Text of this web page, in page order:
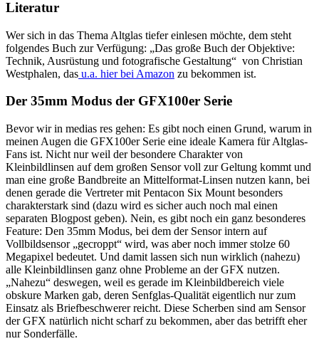
Literatur
Wer sich in das Thema Altglas tiefer einlesen möchte, dem steht
folgendes Buch zur Verfügung: „Das große Buch der Objektive:
Technik, Ausrüstung und fotografische Gestaltung“ von Christian
Westphalen, das u.a. hier bei Amazon zu bekommen ist.
Der 35mm Modus der GFX100er Serie
Bevor wir in medias res gehen: Es gibt noch einen Grund, warum in
meinen Augen die GFX100er Serie eine ideale Kamera für Altglas-
Fans ist. Nicht nur weil der besondere Charakter von
Kleinbildlinsen auf dem großen Sensor voll zur Geltung kommt und
man eine große Bandbreite an Mittelformat-Linsen nutzen kann, bei
denen gerade die Vertreter mit Pentacon Six Mount besonders
charakterstark sind (dazu wird es sicher auch noch mal einen
separaten Blogpost geben). Nein, es gibt noch ein ganz besonderes
Feature: Den 35mm Modus, bei dem der Sensor intern auf
Vollbildsensor „gecroppt“ wird, was aber noch immer stolze 60
Megapixel bedeutet. Und damit lassen sich nun wirklich (nahezu)
alle Kleinbildlinsen ganz ohne Probleme an der GFX nutzen.
„Nahezu“ deswegen, weil es gerade im Kleinbildbereich viele
obskure Marken gab, deren Senfglas-Qualität eigentlich nur zum
Einsatz als Briefbeschwerer reicht. Diese Scherben sind am Sensor
der GFX natürlich nicht scharf zu bekommen, aber das betrifft eher
nur Sonderfälle.